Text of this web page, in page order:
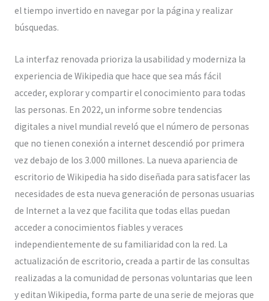
el tiempo invertido en navegar por la página y realizar
búsquedas.
La interfaz renovada prioriza la usabilidad y moderniza la
experiencia de Wikipedia que hace que sea más fácil
acceder, explorar y compartir el conocimiento para todas
las personas. En 2022, un informe sobre tendencias
digitales a nivel mundial reveló que el número de personas
que no tienen conexión a internet descendió por primera
vez debajo de los 3.000 millones. La nueva apariencia de
escritorio de Wikipedia ha sido diseñada para satisfacer las
necesidades de esta nueva generación de personas usuarias
de Internet a la vez que facilita que todas ellas puedan
acceder a conocimientos fiables y veraces
independientemente de su familiaridad con la red. La
actualización de escritorio, creada a partir de las consultas
realizadas a la comunidad de personas voluntarias que leen
y editan Wikipedia, forma parte de una serie de mejoras que